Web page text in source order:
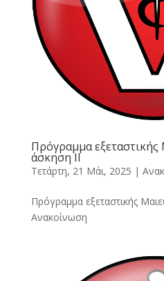
Πρόγραμμα εξεταστικής
άσκηση ΙΙ
Τετάρτη, 21 Μάι, 2025 |
Πρόγραμμα εξεταστικής
Ανακοίνωση